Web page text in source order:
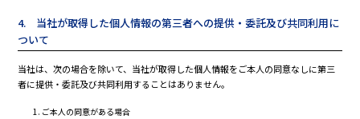
4. 当社が取得した個人情報の第三者への提供・委託及び共同利用に
ついて
当社は、次の場合を除いて、当社が取得した個人情報をご本人の同意なしに第三
者に提供・委託及び共同利用することはありません。
ご本人の同意がある場合